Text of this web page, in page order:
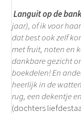
Languit op de
jaar), of ik voor
dat best ook zelf
met fruit, noten en
dankbare gezicht
boekdelen! En
heerlijk in de
rug, een dekentje
(dochters